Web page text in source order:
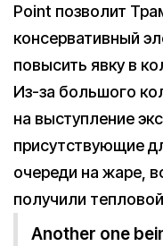
Point позволит
консервативный
повысить явку в
Из-за большого
на выступление
присутствующие
очереди на жаре,
получили
Another one